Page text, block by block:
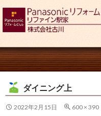
検
索
コ
テ
ツ
ダイニング上
2022年2月15日 600 × 390